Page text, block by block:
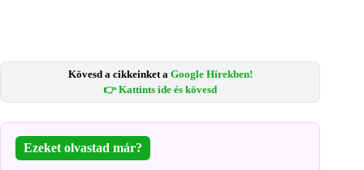
Kövesd a cikkeinket a Google Hírekben!
👉 Kattints ide és kövesd
Ezeket olvastad már?